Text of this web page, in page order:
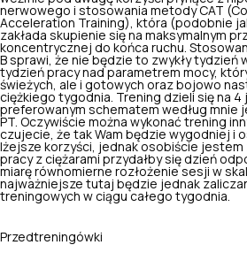
nerwowego i stosowania metody CAT
Acceleration Training), która (podobnie
zakłada skupienie się na maksymalnym
koncentrycznej do końca ruchu.
B sprawi, że nie będzie to zwykły tydzień
tydzień pracy nad parametrem mocy,
świeżych, ale i gotowych oraz bojowo
ciężkiego tygodnia. Trening dzieli się na
preferowanym schematem według mnie
PT. Oczywiście można wykonać trening
czujecie, że tak Wam będzie wygodniej i
lżejsze korzyści, jednak osobiście jestem
pracy z ciężarami przydałby się dzień
miarę równomierne rozłożenie sesji w
najważniejsze tutaj będzie jednak
treningowych w ciągu całego tygodnia.
Przedtreningówki